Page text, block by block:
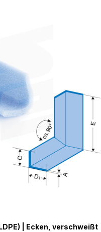
| Ecken, verschweißt